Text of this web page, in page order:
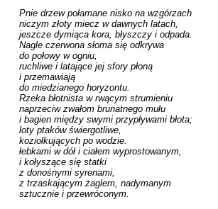
Pnie drzew połamane nisko na wzgórzach
niczym złoty miecz w dawnych latach,
jeszcze dymiąca kora, błyszczy i odpada.
Nagle czerwona słoma się odkrywa
do połowy w ogniu,
ruchliwe i latające jej sfory płoną
i przemawiają
do miedzianego horyzontu.
Rzeka błotnista w rwącym strumieniu
naprzeciw zwałom brunatnego mułu
i bagien między swymi przypływami błota;
loty ptaków świergotliwe,
koziołkujących po wodzie.
łebkami w dół i ciałem wyprostowanym,
i kołyszące się statki
z donośnymi syrenami,
z trzaskającym żaglem, nadymanym
sztucznie i przewróconym.